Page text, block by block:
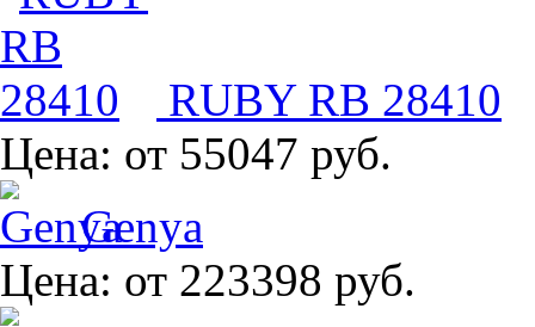
RUBY RB 28410
Цена: от 55047 руб.
Genya
Цена: от 223398 руб.